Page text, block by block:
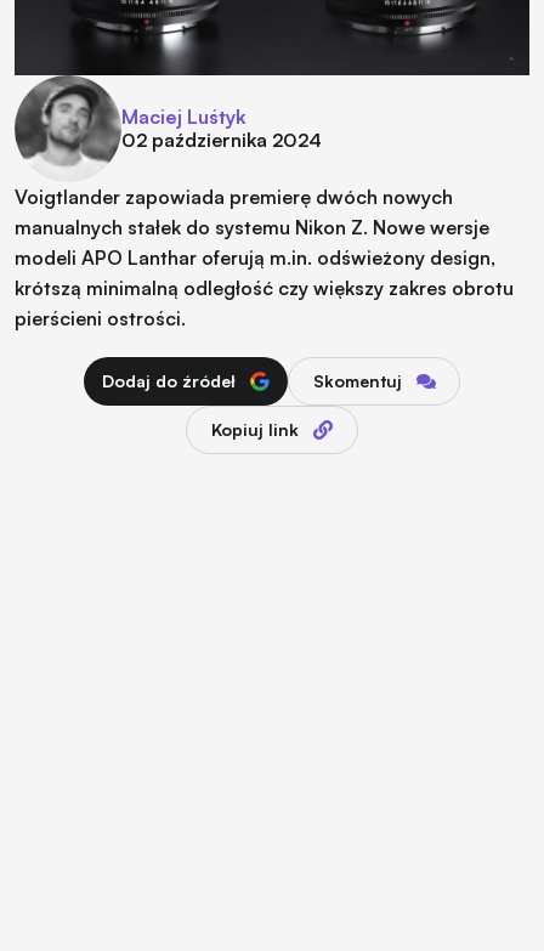
Maciej Luśtyk
02 października 2024
Voigtlander zapowiada premierę dwóch nowych
manualnych stałek do systemu Nikon Z. Nowe wersje
modeli APO Lanthar oferują m.in. odświeżony design,
krótszą minimalną odległość czy większy zakres obrotu
pierścieni ostrości.
Dodaj do źródeł Skomentuj
Kopiuj link